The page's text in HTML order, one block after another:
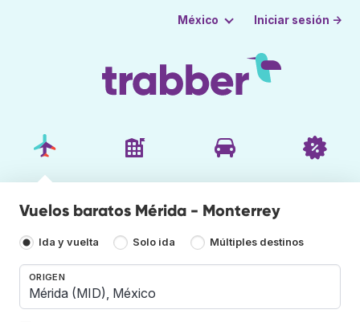
México Iniciar sesión →
Vuelos baratos Mérida - Monterrey
Ida y vuelta Solo ida Múltiples destinos
ORIGEN